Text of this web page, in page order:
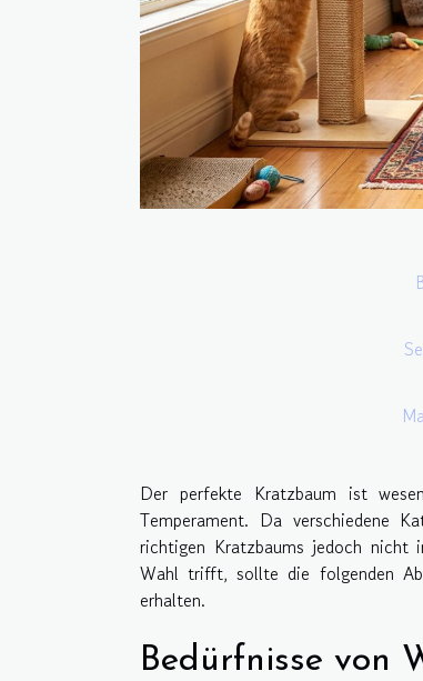
Der perfekte Kratzbaum ist
Temperament. Da verschiedene
richtigen Kratzbaums jedoch
Wahl trifft, sollte die folgenden
erhalten.
Bedürfnisse von